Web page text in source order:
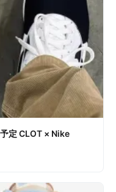
定 CLOT × Nike